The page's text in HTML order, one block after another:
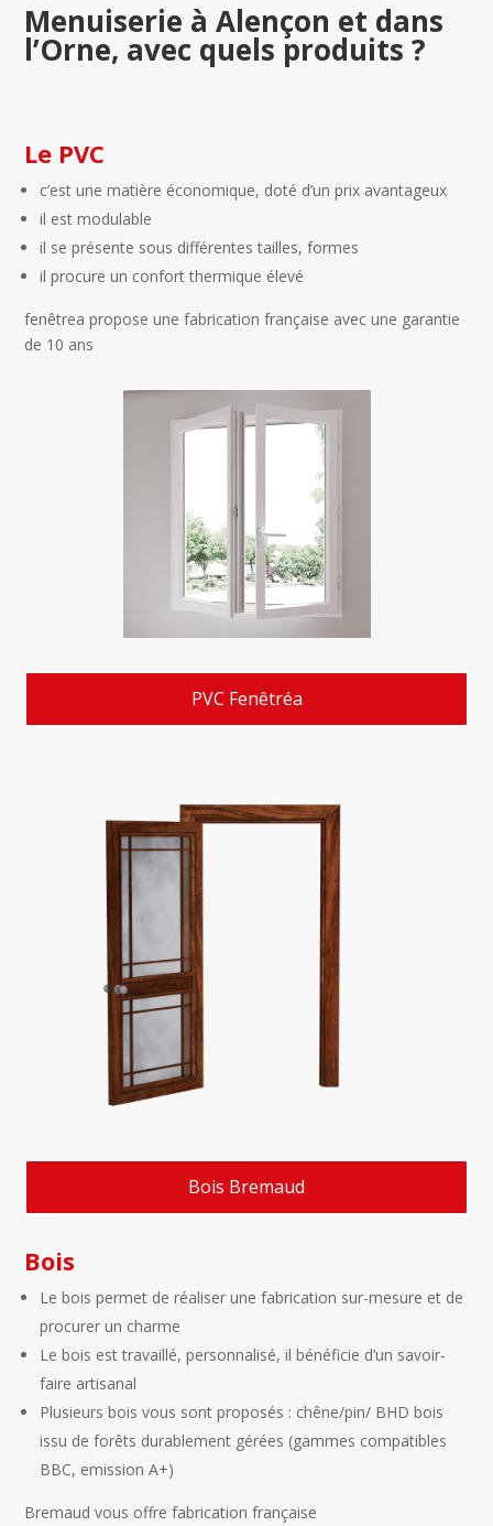
Menuiserie à Alençon et dans
l’Orne, avec quels produits ?
Le PVC
c’est une matière économique, doté d’un prix avantageux
il est modulable
il se présente sous différentes tailles, formes
il procure un confort thermique élevé
fenêtrea propose une fabrication française avec une garantie
de 10 ans
PVC Fenêtréa
Bois Bremaud
Bois
Le bois permet de réaliser une fabrication sur-mesure et de
procurer un charme
Le bois est travaillé, personnalisé, il bénéficie d’un savoir-
faire artisanal
Plusieurs bois vous sont proposés : chêne/pin/ BHD bois
issu de forêts durablement gérées (gammes compatibles
BBC, emission A+)
Bremaud vous offre fabrication française